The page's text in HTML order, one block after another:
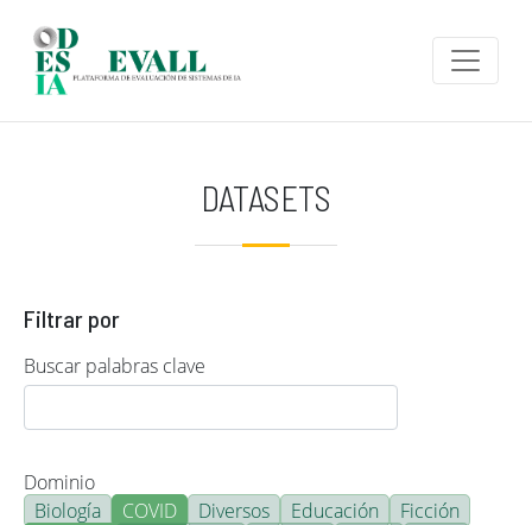
DATASETS
Filtrar por
Buscar palabras clave
Dominio
Biología
COVID Diversos Educación
Ficción